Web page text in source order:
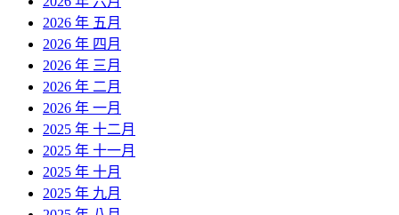
2026 年 五月
2026 年 四月
2026 年 三月
2026 年 二月
2026 年 一月
2025 年 十二月
2025 年 十一月
2025 年 十月
2025 年 九月